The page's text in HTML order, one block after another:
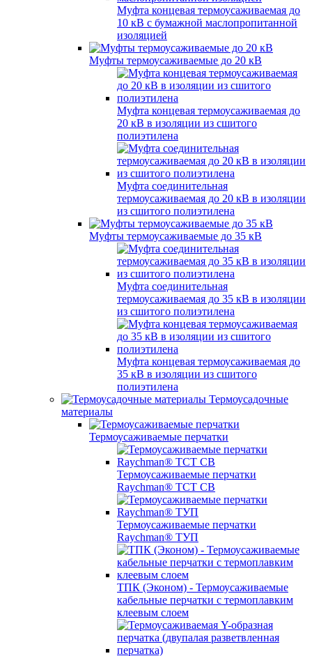
Муфта концевая термоусаживаемая до
10 кВ с бумажной маслопропитанной
изоляцией
Муфты термоусаживаемые до 20 кВ
Муфта концевая термоусаживаемая до
20 кВ в изоляции из сшитого
полиэтилена
Муфта соединительная
термоусаживаемая до 20 кВ в изоляции
из сшитого полиэтилена
Муфты термоусаживаемые до 35 кВ
Муфта соединительная
термоусаживаемая до 35 кВ в изоляции
из сшитого полиэтилена
Муфта концевая термоусаживаемая до
35 кВ в изоляции из сшитого
полиэтилена
Термоусадочные
материалы
Термоусаживаемые перчатки
Термоусаживаемые перчатки
Raychman® TCT CB
Термоусаживаемые перчатки
Raychman® ТУП
ТПК (Эконом) - Термоусаживаемые
кабельные перчатки с термоплавким
клеевым слоем